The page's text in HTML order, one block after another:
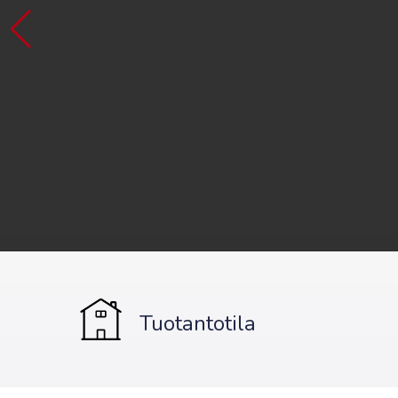
Tuotantotila